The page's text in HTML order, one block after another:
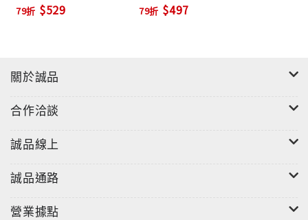
79折 $529 79折 $497
關於誠品
合作洽談
誠品線上
誠品通路
營業據點